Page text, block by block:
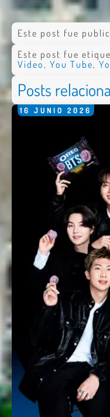
Este post fue
Este post fue
Video, You Tube,
Posts
16 JUNIO 2026